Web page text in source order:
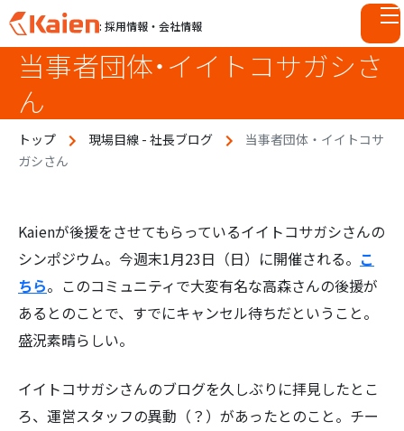
p
: 採用情報・会社情報
当事者団体・イイトコサガシさ
ん
トップ 現場目線 - 社長ブログ
当事者団体・イイトコサ
ガシさん
Kaienが後援をさせてもらっているイイトコサガシさんの
シンポジウム。今週末1月23日（日）に開催される。 こ
ちら。このコミュニティで大変有名な高森さんの後援が
あるとのことで、すでにキャンセル待ちだということ。
盛況素晴らしい。
イイトコサガシさんのブログを久しぶりに拝見したとこ
ろ、運営スタッフの異動（？）があったとのこと。チー